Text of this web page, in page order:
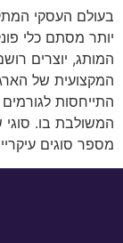
בעולם העסקי
יותר מסתם כלי
המותג, יוצרים
המקצועית של
התייחסות
המשולבת בו.
מספר סוגים